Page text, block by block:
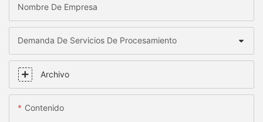
Nombre De Empresa
Demanda De Servicios De Procesamiento
Archivo
Contenido